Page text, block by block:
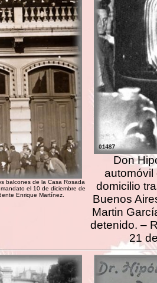
balcones de la Casa Rosada
el 10 de diciembre de
Enrique Martínez.
Don
automóvil
domicilio
Buenos
Martin
detenido. –
21